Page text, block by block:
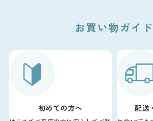
お買い物ガイド
初めての方へ 配送